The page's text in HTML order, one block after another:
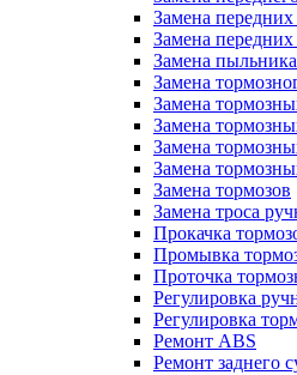
Замена
Замена
Замена
Замена
Замена
Замена
Замена
Замена
Замена тормозов
Замена троса
Прокачка
Промывка
Проточка
Регулировка
Регулировка
Ремонт ABS
Ремонт заднего